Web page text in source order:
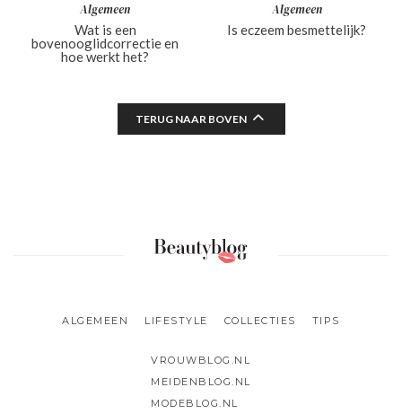
Algemeen
Wat is een
bovenooglidcorrectie en
hoe werkt het?
Algemeen
Is eczeem besmettelijk?
TERUG NAAR BOVEN
ALGEMEEN LIFESTYLE COLLECTIES TIPS
VROUWBLOG.NL
MEIDENBLOG.NL
MODEBLOG.NL